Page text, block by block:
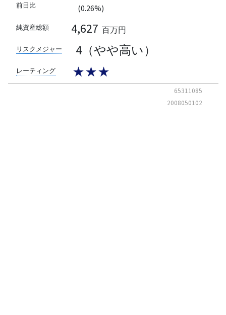
前日比
(0.26%)
純資産総額 4,627 百万円
リスクメジャー 4（やや高い）
レーティング ★★★
65311085
2008050102